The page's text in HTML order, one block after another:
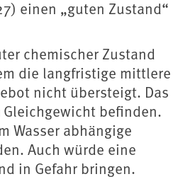
einen „guten Zustand“
chemischer Zustand
die langfristige mittlere
nicht übersteigt. Das
befinden.
Wasser abhängige
Auch würde eine
in Gefahr bringen.